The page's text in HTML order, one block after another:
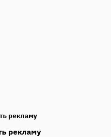
рекламу
рекламу